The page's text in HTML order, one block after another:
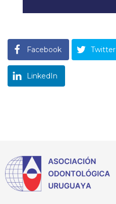
Facebook Twitter
LinkedIn